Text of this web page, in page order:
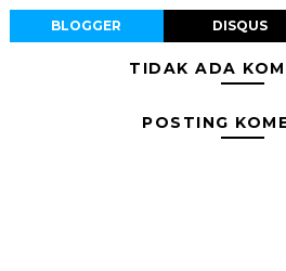
BLOGGER DISQUS
TIDAK ADA
POSTING